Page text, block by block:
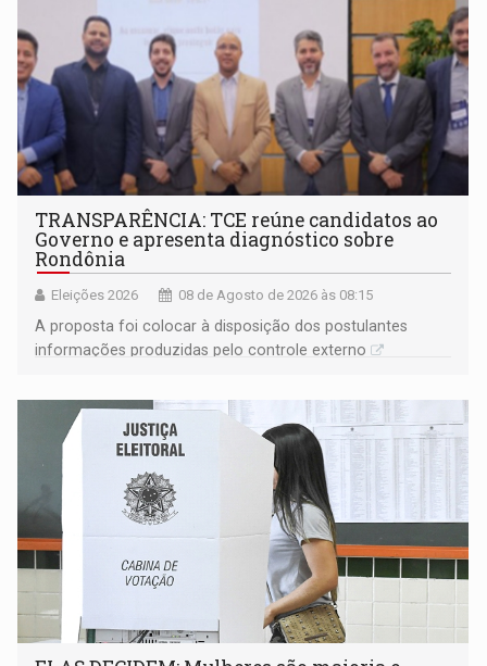
TRANSPARÊNCIA: TCE reúne candidatos ao
Governo e apresenta diagnóstico sobre
Rondônia
Eleições 2026 08 de Agosto de 2026 às 08:15
A proposta foi colocar à disposição dos postulantes
informações produzidas pelo controle externo